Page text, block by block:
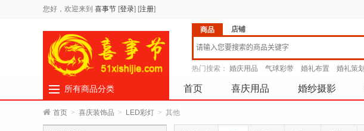
您好，欢迎来到 喜事节 [登录] [注册]
商品 店铺
热门搜索： 婚庆用品 气球彩带 婚礼布置 婚礼策划
所有商品分类 首页 喜庆用品 婚纱摄影
首页 > 喜庆装饰品 > LED彩灯 > 其他